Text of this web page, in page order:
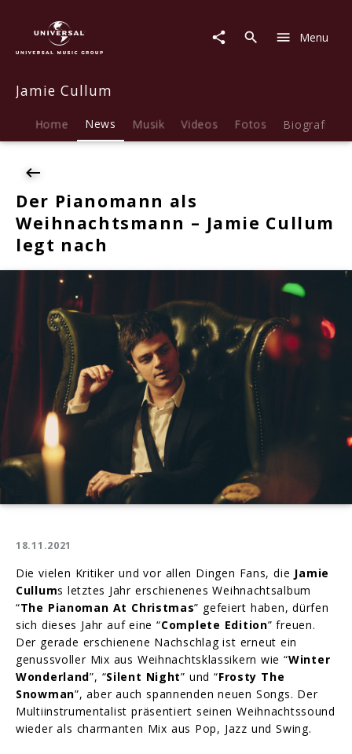
News
Der
Weihnachtsmann
Jamie
legt
nach
Menu
Jamie Cullum
Home News Musik Videos Fotos Biografie
Der Pianomann als
Weihnachtsmann – Jamie Cullum
legt nach
18.11.2021
Die vielen Kritiker und vor allen Dingen Fans, die Jamie
Cullums letztes Jahr erschienenes Weihnachtsalbum
“The Pianoman At Christmas” gefeiert haben, dürfen
sich dieses Jahr auf eine “Complete Edition” freuen.
Der gerade erschienene Nachschlag ist erneut ein
genussvoller Mix aus Weihnachtsklassikern wie “Winter
Wonderland”, “Silent Night” und “Frosty The
Snowman”, aber auch spannenden neuen Songs. Der
Multiinstrumentalist präsentiert seinen Weihnachtssound
wieder als charmanten Mix aus Pop, Jazz und Swing.